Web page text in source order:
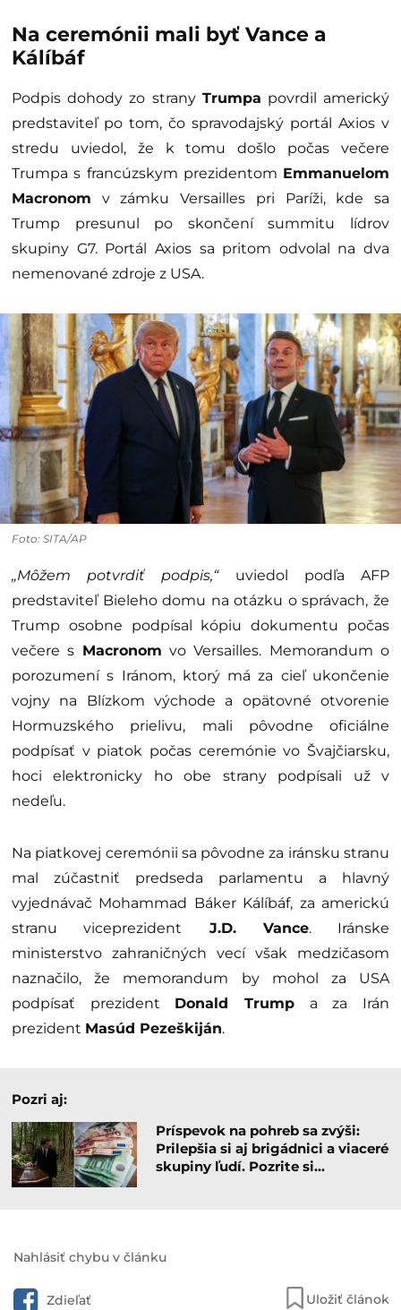
Na ceremónii mali byť Vance a
Kálíbáf
Podpis dohody zo strany Trumpa povrdil americký
predstaviteľ po tom, čo spravodajský portál Axios v
stredu uviedol, že k tomu došlo počas večere
Trumpa s francúzskym prezidentom Emmanuelom
Macronom v zámku Versailles pri Paríži, kde sa
Trump presunul po skončení summitu lídrov
skupiny G7. Portál Axios sa pritom odvolal na dva
nemenované zdroje z USA.
Foto: SITA/AP
„Môžem potvrdiť podpis,“uviedol podľa AFP
predstaviteľ Bieleho domu na otázku o správach, že
Trump osobne podpísal kópiu dokumentu počas
večere s Macronom vo Versailles. Memorandum o
porozumení s Iránom, ktorý má za cieľ ukončenie
vojny na Blízkom východe a opätovné otvorenie
Hormuzského prielivu, mali pôvodne oficiálne
podpísať v piatok počas ceremónie vo Švajčiarsku,
hoci elektronicky ho obe strany podpísali už v
nedeľu.
Na piatkovej ceremónii sa pôvodne za iránsku stranu
mal zúčastniť predseda parlamentu a hlavný
vyjednávač Mohammad Báker Kálíbáf, za americkú
stranu viceprezident J.D. Vance. Iránske
ministerstvo zahraničných vecí však medzičasom
naznačilo, že memorandum by mohol za USA
podpísať prezident Donald Trump a za Irán
prezident Masúd Pezeškiján.
Pozri aj:
Príspevok na pohreb sa zvýši:
Prilepšia si aj brigádnici a viaceré
skupiny ľudí. Pozrite si…
Nahlásiť chybu v článku
Zdieľať Uložiť článok